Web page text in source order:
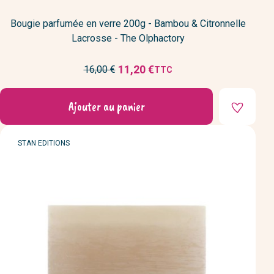
Bougie parfumée en verre 200g - Bambou & Citronnelle
Lacrosse - The Olphactory
Prix
base
16,00 €
Prix
réduit
11,20 €TTC
Ajouter au panier
MARQUE
STAN EDITIONS